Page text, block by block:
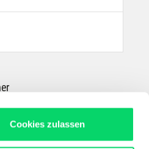
Cookies zulassen